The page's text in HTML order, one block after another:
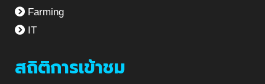
Farming
IT
สถิติการเข้าชม